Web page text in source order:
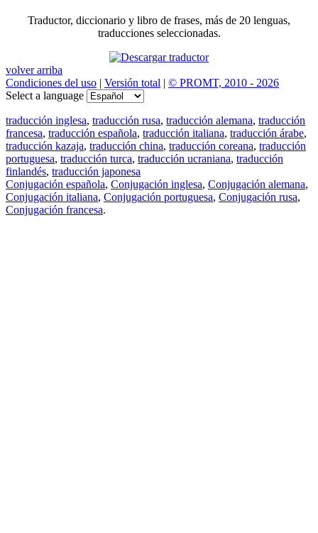
Traductor, diccionario y libro de frases, más de 20 lenguas,
traducciones seleccionadas.
volver arriba
Condiciones del uso | Versión total | © PROMT, 2010 - 2026
Select a language
traducción inglesa, traducción rusa, traducción alemana, traducción
francesa, traducción española, traducción italiana, traducción árabe,
traducción kazaja, traducción china, traducción coreana, traducción
portuguesa, traducción turca, traducción ucraniana, traducción
finlandés, traducción japonesa
Conjugación española, Conjugación inglesa, Conjugación alemana,
Conjugación italiana, Conjugación portuguesa, Conjugación rusa,
Conjugación francesa.